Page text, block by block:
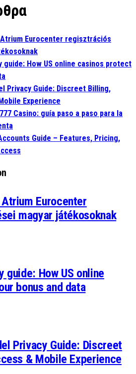
Atrium Eurocenter regisztrációs
guide: How US online casinos protect
Privacy Guide: Discreet Billing,
Experience
Casino: guía paso a paso para la
Guide – Features, Pricing,
Eurocenter
magyar játékosoknak
guide: How US online
bonus and data
Privacy Guide: Discreet
& Mobile Experience